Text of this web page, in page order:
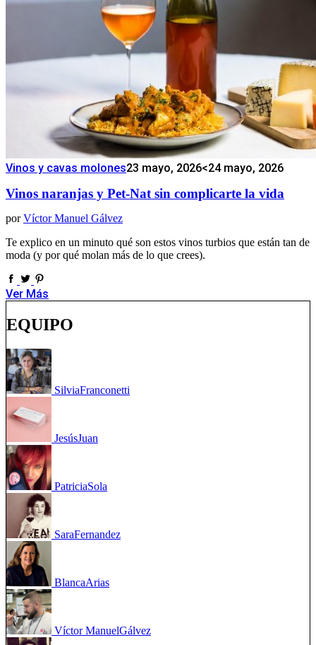
Vinos y cavas molones23 mayo, 2026<24 mayo, 2026
Vinos naranjas y Pet-Nat sin complicarte la vida
por Víctor Manuel Gálvez
Te explico en un minuto qué son estos vinos turbios que están tan de
moda (y por qué molan más de lo que crees).
Ver Más
EQUIPO
SilviaFranconetti
JesúsJuan
PatriciaSola
SaraFernandez
BlancaArias
Víctor ManuelGálvez